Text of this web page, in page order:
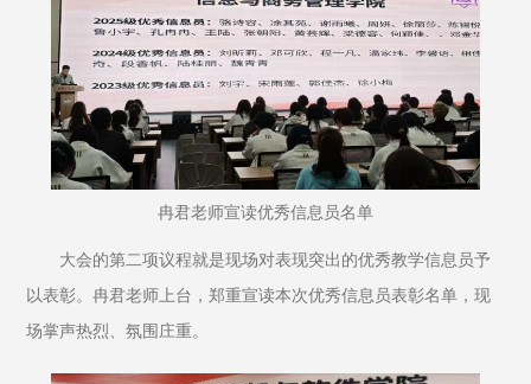
冉君老师宣读优秀信息员名单
大会的第二项议程就是现场对表现突出的优秀教学信息员予
以表彰。冉君老师上台，郑重宣读本次优秀信息员表彰名单，现
场掌声热烈、氛围庄重。